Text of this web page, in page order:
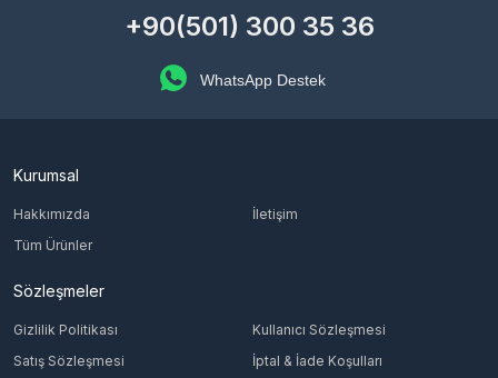
+90(501) 300 35 36
WhatsApp Destek
Kurumsal
Hakkımızda
İletişim
Tüm Ürünler
Sözleşmeler
Gizlilik Politikası
Kullanıcı Sözleşmesi
Satış Sözleşmesi
İptal & İade Koşulları